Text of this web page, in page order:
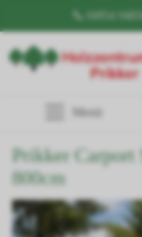
Menü
Prikker Carport
800cm